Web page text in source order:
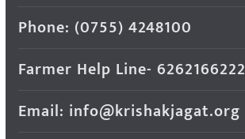
Phone: (0755) 4248100
Farmer Help Line- 6262166222
Email: info@krishakjagat.org